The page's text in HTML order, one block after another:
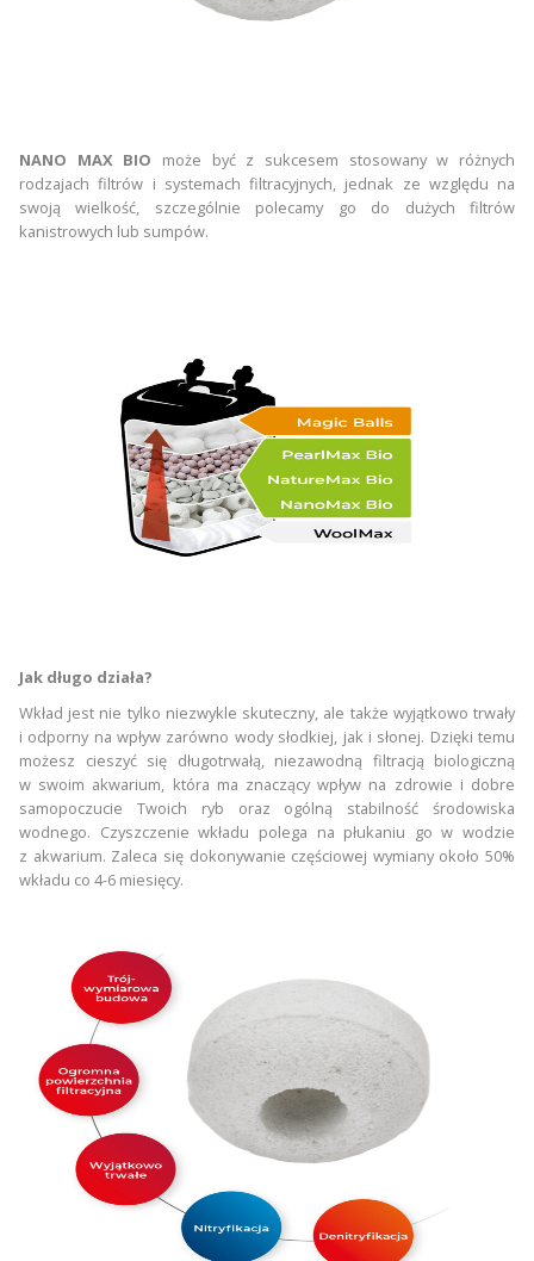
NANO MAX BIO może być z sukcesem stosowany w różnych
rodzajach filtrów i systemach filtracyjnych, jednak ze względu na
swoją wielkość, szczególnie polecamy go do dużych filtrów
kanistrowych lub sumpów.
Jak długo działa?
Wkład jest nie tylko niezwykle skuteczny, ale także wyjątkowo trwały
i odporny na wpływ zarówno wody słodkiej, jak i słonej. Dzięki temu
możesz cieszyć się długotrwałą, niezawodną filtracją biologiczną
w swoim akwarium, która ma znaczący wpływ na zdrowie i dobre
samopoczucie Twoich ryb oraz ogólną stabilność środowiska
wodnego. Czyszczenie wkładu polega na płukaniu go w wodzie
z akwarium. Zaleca się dokonywanie częściowej wymiany około 50%
wkładu co 4-6 miesięcy.